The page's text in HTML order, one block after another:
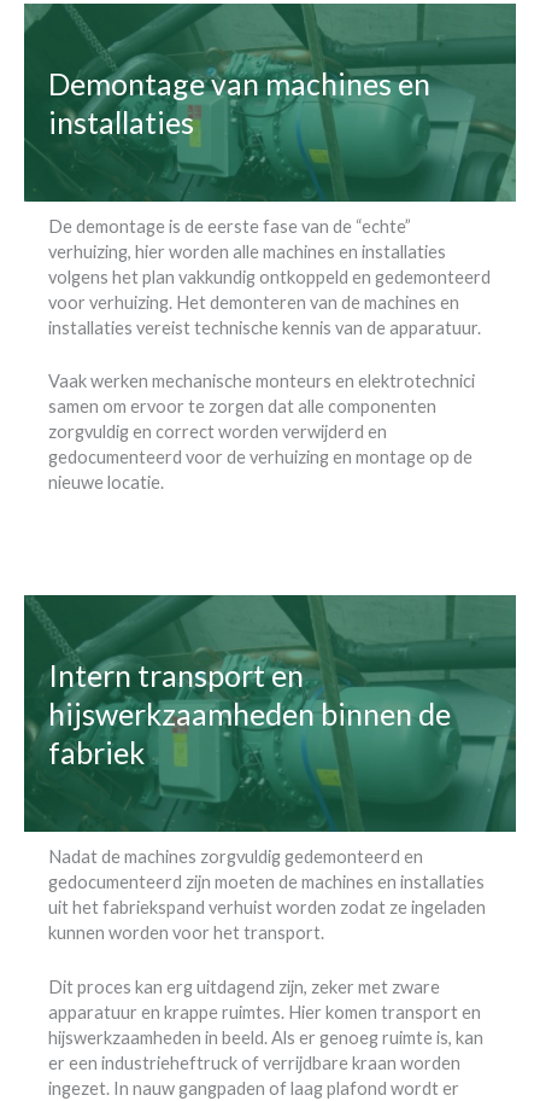
Demontage van machines en
installaties
De demontage is de eerste fase van de “echte”
verhuizing, hier worden alle machines en installaties
volgens het plan vakkundig ontkoppeld en gedemonteerd
voor verhuizing. Het demonteren van de machines en
installaties vereist technische kennis van de apparatuur.
Vaak werken mechanische monteurs en elektrotechnici
samen om ervoor te zorgen dat alle componenten
zorgvuldig en correct worden verwijderd en
gedocumenteerd voor de verhuizing en montage op de
nieuwe locatie.
Intern transport en
hijswerkzaamheden binnen de
fabriek
Nadat de machines zorgvuldig gedemonteerd en
gedocumenteerd zijn moeten de machines en installaties
uit het fabriekspand verhuist worden zodat ze ingeladen
kunnen worden voor het transport.
Dit proces kan erg uitdagend zijn, zeker met zware
apparatuur en krappe ruimtes. Hier komen transport en
hijswerkzaamheden in beeld. Als er genoeg ruimte is, kan
er een industrieheftruck of verrijdbare kraan worden
ingezet. In nauw gangpaden of laag plafond wordt er